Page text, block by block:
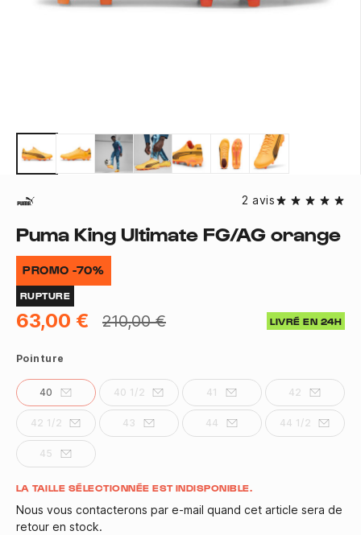
2 avis
Puma King Ultimate FG/AG orange
PROMO -70%
RUPTURE
63,00 € 210,00 € LIVRÉ EN 24H
Pointure
40 40 1/2 41 42
42 1/2 43 44 44 1/2
45
Quantité
LA TAILLE SÉLECTIONNÉE EST INDISPONIBLE.
Nous vous contacterons par e-mail quand cet article sera de
retour en stock.